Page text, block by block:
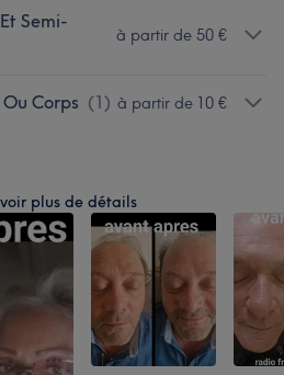
Semi-
à partir de 50 €
Corps (1) à partir de 10 €
plus de détails